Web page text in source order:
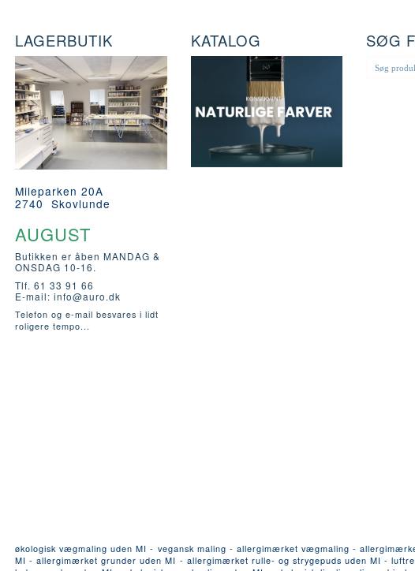
LAGERBUTIK
Mileparken 20A
2740 Skovlunde
AUGUST
Butikken er åben MANDAG &
ONSDAG 10-16.
Tlf. 61 33 91 66
E-mail: info@auro.dk
Telefon og e-mail besvares i lidt
roligere tempo...
KATALOG SØG
økologisk vægmaling uden MI - vegansk maling - allergimærket vægmaling -
MI - allergimærket grunder uden MI - allergimærket rulle- og strygepuds uden MI -